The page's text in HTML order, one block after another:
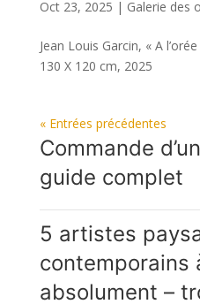
Oct 23, 2025 | Galerie des
Jean Louis Garcin, « A
130 X 120 cm, 2025
« Entrées précédentes
Commande
guide complet
5 artistes
contemporains
absolument –